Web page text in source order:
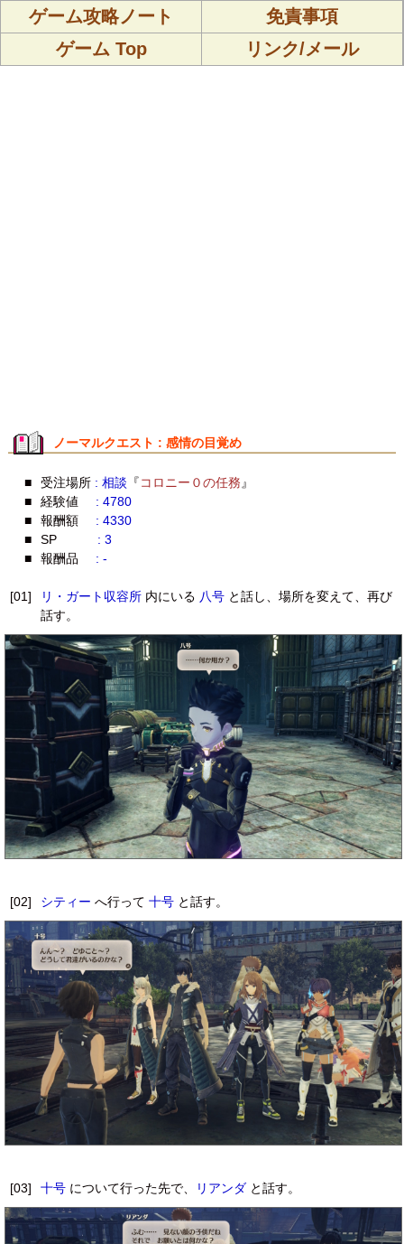
ゲーム攻略ノート
免責事項
ゲーム Top
リンク/メール
ノーマルクエスト : 感情の目覚め
■ 受注場所 : 相談 『コロニー０の任務 』
■
経験値
: 4780
■
報酬額
: 4330
■
SP
: 3
■
報酬品 : -
[01] リ・ガート収容所内にいる 八号と話し、場所を変えて、再び
話す。
[02] シティー へ行って 十号と話す。
[03] 十号について行った先で、 リアンダと話す。